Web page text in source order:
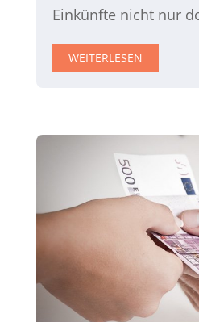
Einkünfte nicht nur
WEITERLESEN